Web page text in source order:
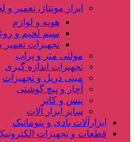
ابزار مونتاژ، تعمیر
هویه و لوازم
سیم لحیم و
تجهیزات تعمیر
مولتی متر و پراب
تجهیزات اندازه گیری
مینی دریل و تجهیزات
آچار و پیچ گوشتی
پنس و کاتر
سایر ابزار آلات
ابزارآلات بادی و پنوماتیک
قطعات و تجهیزات